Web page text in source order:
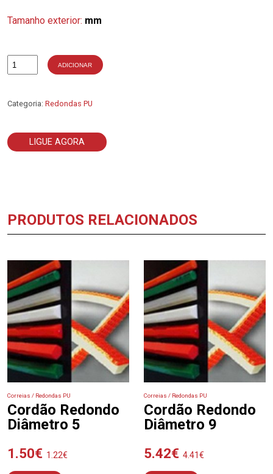
Tamanho exterior: mm
Quantidade
Redondo
ADICIONAR
Categoria: Redondas PU
LIGUE AGORA
PRODUTOS RELACIONADOS
Correias / Redondas PU
Cordão Redondo
Diâmetro 5
1.50€ 1.22€
Correias / Redondas PU
Cordão Redondo
Diâmetro 9
5.42€ 4.41€